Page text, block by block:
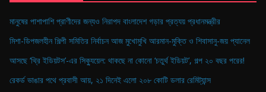
g
a
l
মানুষের পাশাপাশি প্রাণীদের জন্যও নিরাপদ বাংলাদেশ গড়ার প্রত্যয় প্রধানমন্ত্রীর
মিশা-ডিপজলহীন শিল্পী সমিতির নির্বাচন আজ মুখোমুখি আরমান-মুক্তি ও শিবাসানু-জয় প্যানেল
আসছে ‘থ্রি ইডিয়টস’-এর সিক্যুয়েল: থাকছে না কোনো ‘চতুর্থ ইডিয়ট’, গল্প ২০ বছর পরের!
রেকর্ড ভাঙার পথে প্রবাসী আয়, ২১ দিনেই এলো ২০৮ কোটি ডলার রেমিট্যান্স